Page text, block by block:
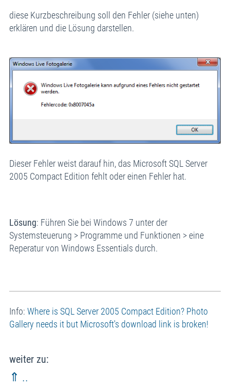
diese Kurzbeschreibung soll den Fehler (siehe unten)
erklären und die Lösung darstellen.
Dieser Fehler weist darauf hin, das Microsoft SQL Server
2005 Compact Edition fehlt oder einen Fehler hat.
Lösung: Führen Sie bei Windows 7 unter der
Systemsteuerung > Programme und Funktionen > eine
Reperatur von Windows Essentials durch.
Info: Where is SQL Server 2005 Compact Edition? Photo
Gallery needs it but Microsoft's download link is broken!
weiter zu:
⇑ ..